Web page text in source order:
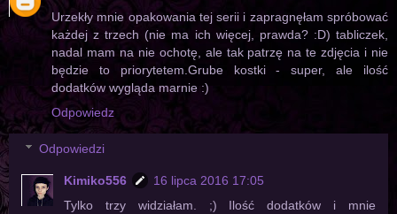
Urzekły mnie opakowania tej serii i zapragnęłam spróbować
każdej z trzech (nie ma ich więcej, prawda? :D) tabliczek,
nadal mam na nie ochotę, ale tak patrzę na te zdjęcia i nie
będzie to priorytetem.Grube kostki - super, ale ilość
dodatków wygląda marnie :)
Odpowiedz
Odpowiedzi
Kimiko556
16 lipca 2016 17:05
Tylko trzy widziałam. ;) Ilość dodatków i mnie